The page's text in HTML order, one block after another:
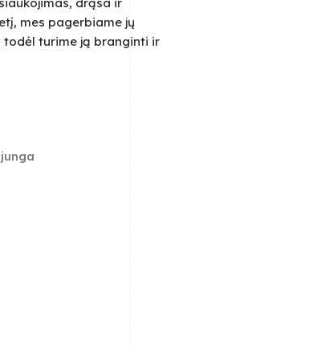
mes pagerbiame jų
todėl turime ją branginti ir